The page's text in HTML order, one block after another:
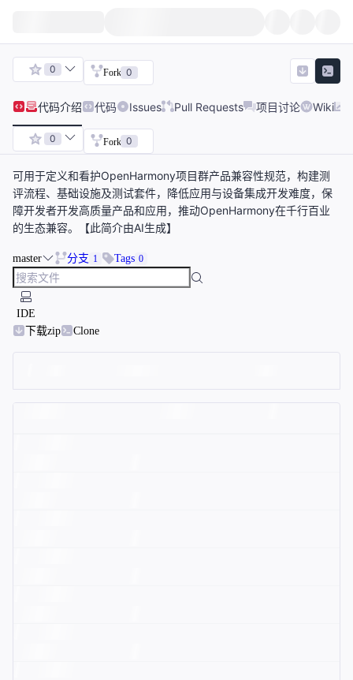
0 Fork 0
代码介绍 代码 Issues Pull Requests 项目讨论 Wiki
0 Fork 0
可用于定义和看护OpenHarmony项目群产品兼容性规范，构建测
评流程、基础设施及测试套件，降低应用与设备集成开发难度，保
障开发者开发高质量产品和应用，推动OpenHarmony在千行百业
的生态兼容。【此简介由AI生成】
master 分支 1 Tags 0
IDE
下载zip
Clone